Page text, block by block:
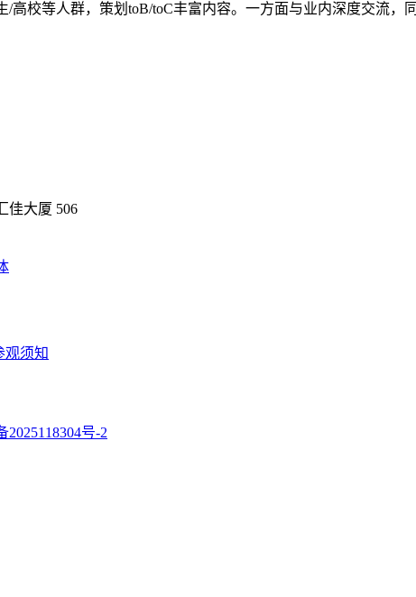
/高校等人群，策划toB/toC丰富内容。一方面与业内深度交流
佳大厦 506
观须知
2025118304号-2